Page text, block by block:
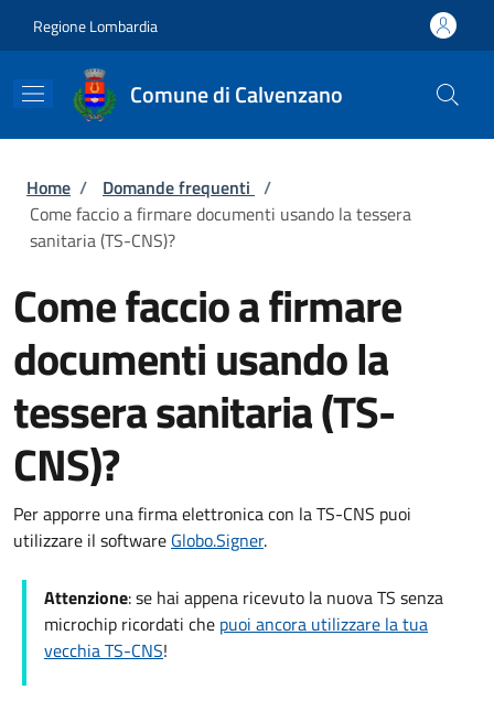
Regione Lombardia
Comune di Calvenzano
Briciole di pane
Home / Domande frequenti /
Come faccio a firmare documenti usando la tessera
sanitaria (TS-CNS)?
Come faccio a firmare
documenti usando la
tessera sanitaria (TS-
CNS)?
Per apporre una firma elettronica con la TS-CNS puoi
utilizzare il software Globo.Signer.
Attenzione: se hai appena ricevuto la nuova TS senza
microchip ricordati che puoi ancora utilizzare la tua
vecchia TS-CNS!